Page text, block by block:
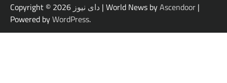
Copyright © 2026 دای نیوز | World News byAscendoor |
Powered byWordPress.